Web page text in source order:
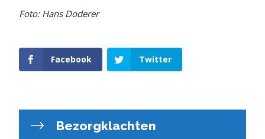
Foto: Hans Doderer
Facebook Twitter
Bezorgklachten